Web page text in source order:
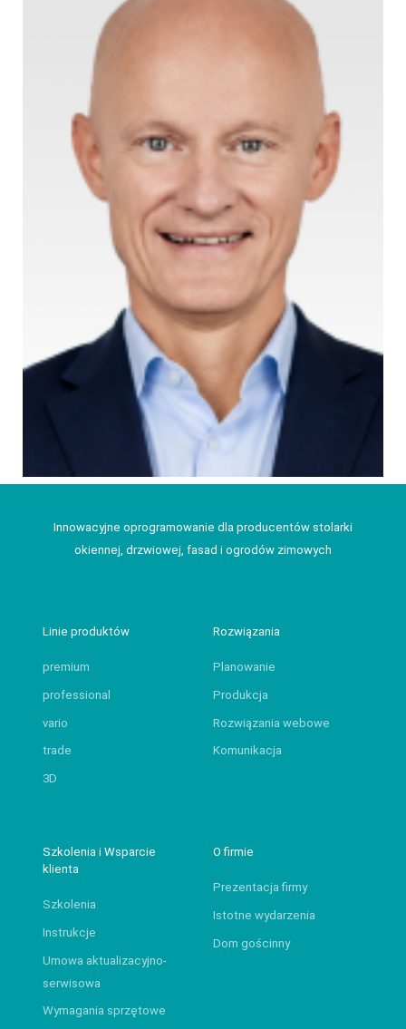
Innowacyjne oprogramowanie dla producentów stolarki
okiennej, drzwiowej, fasad i ogrodów zimowych
Linie produktów
premium
professional
vario
trade
3D
Rozwiązania
Planowanie
Produkcja
Rozwiązania webowe
Komunikacja
Szkolenia i Wsparcie
klienta
Szkolenia
Instrukcje
Umowa aktualizacyjno-
serwisowa
Wymagania sprzętowe
O firmie
Prezentacja firmy
Istotne wydarzenia
Dom gościnny